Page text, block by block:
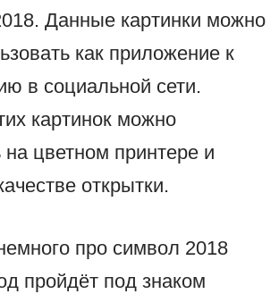
Данные картинки можно
как приложение к
в социальной сети.
картинок можно
на цветном принтере и
открытки.
про символ 2018
пройдёт под знаком